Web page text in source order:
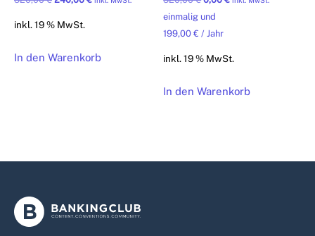
inkl. 19 % MwSt.
In den Warenkorb
Preis
war:
einmalig und
199,00€ / Jahr
inkl. 19 % MwSt.
In den Warenkorb